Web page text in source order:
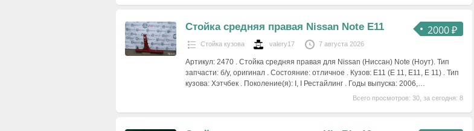
2000 ₽
Стойка средняя правая Nissan Note E11
Стойка кузова valery17 7 августа 2026
Артикул: 2470 . Стойка средняя правая для Nissan (Ниссан) Note (Ноут). Тип
запчасти: б/у, оригинал . Состояние: отличное . Кузов: E11 (E 11, Е11, Е 11) . Тип
кузова: Хэтчбек . Поколение(я): I, I Рестайлинг . Годы выпуска: 2006,…
Всего просмотров: 30, за сегодня: 8